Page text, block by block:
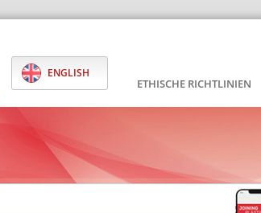
ENGLISH
ETHISCHE RICHTLINIEN